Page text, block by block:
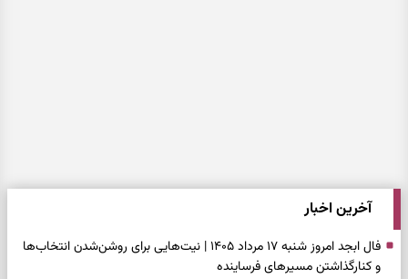
آخرین اخبار
فال ابجد امروز شنبه ۱۷ مرداد ۱۴۰۵ | نیت‌هایی برای روشن‌شدن انتخاب‌ها
و کنارگذاشتن مسیرهای فرساینده